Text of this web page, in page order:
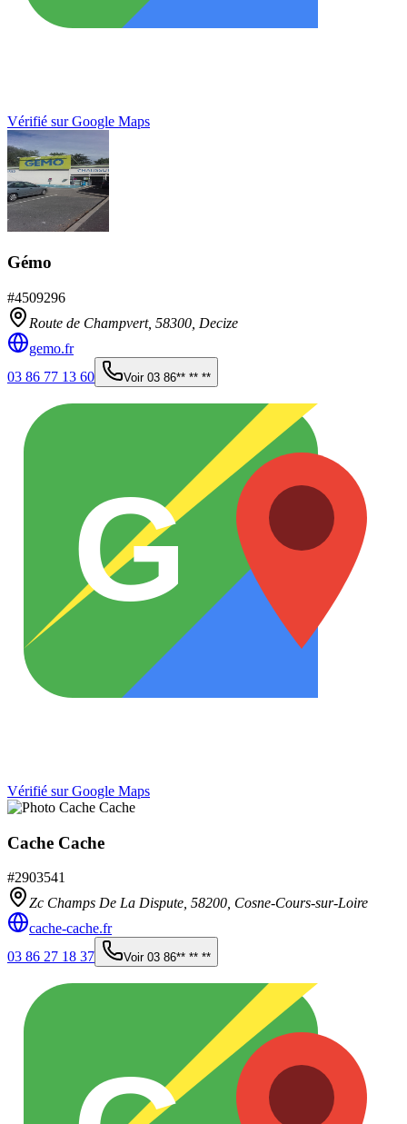
Vérifié sur Google Maps
Gémo
#4509296
Route de Champvert, 58300 Decize
gemo.fr
03 86 77 13 60
Voir 03 86** ** **
G
Vérifié sur Google Maps
Cache Cache
#2903541
Zc Champs De La Dispute, 58200 Cosne-Cours-sur-Loire
cache-cache.fr
03 86 27 18 37
Voir 03 86** ** **